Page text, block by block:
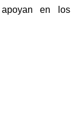
en los